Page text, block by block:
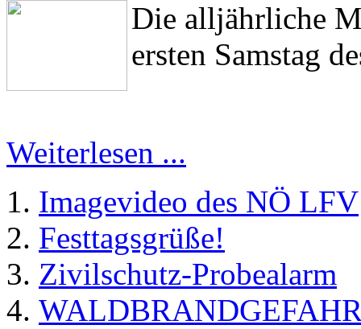
Die alljährliche
ersten Samstag
Weiterlesen ...
Imagevideo des NÖ LFV
Festtagsgrüße!
Zivilschutz-Probealarm